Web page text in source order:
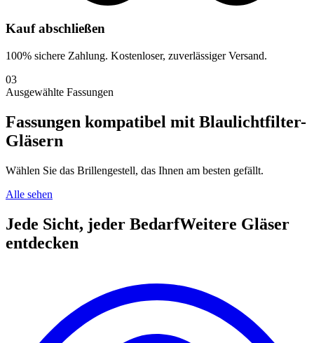
Kauf abschließen
100% sichere Zahlung. Kostenloser, zuverlässiger Versand.
03
Ausgewählte Fassungen
Fassungen kompatibel mit Blaulichtfilter-
Gläsern
Wählen Sie das Brillengestell, das Ihnen am besten gefällt.
Alle sehen
Jede Sicht, jeder BedarfWeitere Gläser
entdecken